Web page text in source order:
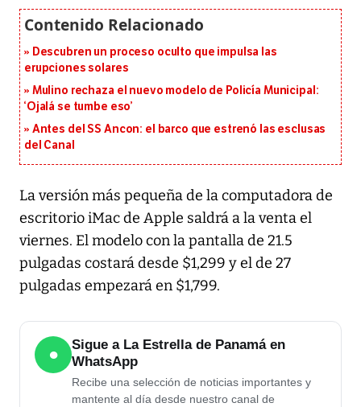
Descubren un proceso oculto que impulsa las
erupciones solares
Mulino rechaza el nuevo modelo de Policía Municipal:
‘Ojalá se tumbe eso’
Antes del SS Ancon: el barco que estrenó las esclusas
del Canal
La versión más pequeña de la computadora de
escritorio iMac de Apple saldrá a la venta el
viernes. El modelo con la pantalla de 21.5
pulgadas costará desde $1,299 y el de 27
pulgadas empezará en $1,799.
●
Sigue a La Estrella de Panamá en
WhatsApp
Recibe una selección de noticias importantes y
mantente al día desde nuestro canal de